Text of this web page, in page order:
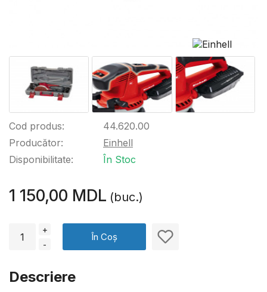
Cod produs:
Producător:
Disponibilitate:
44.620.00
Einhell
În Stoc
1 150,00 MDL (buc.)
+
-
În Coș
Descriere